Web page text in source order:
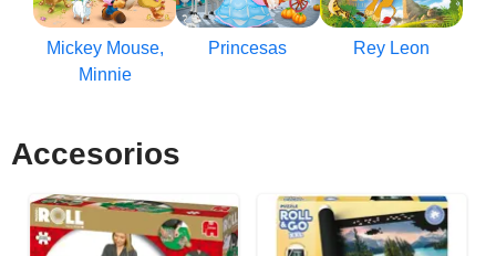
Mickey Mouse,
Minnie
Princesas Rey Leon
Accesorios